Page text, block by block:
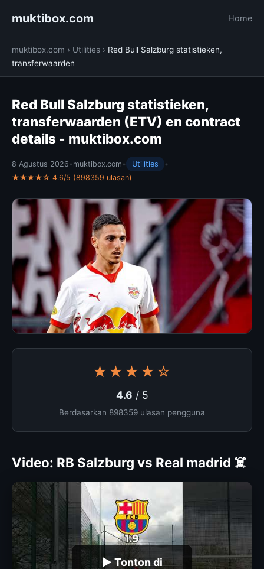
muktibox.com Home
muktibox.com › Utilities › Red Bull Salzburg statistieken,
transferwaarden
Red Bull Salzburg statistieken,
transferwaarden (ETV) en contract
details - muktibox.com
8 Agustus 2026 • muktibox.com • Utilities
•
★★★★☆ 4.6/5 (898359 ulasan)
★★★★☆
4.6 / 5
Berdasarkan 898359 ulasan pengguna
Video: RB Salzburg vs Real madrid ☠️
▶ Tonton di